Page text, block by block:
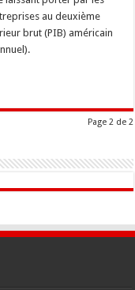
au deuxième
brut (PIB) américain
Page 2 de 2